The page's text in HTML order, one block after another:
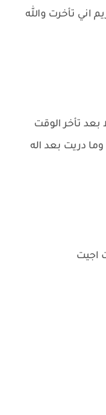
اني تأخرت والله
تأخر الوقت
دريت بعد اله
اجيت